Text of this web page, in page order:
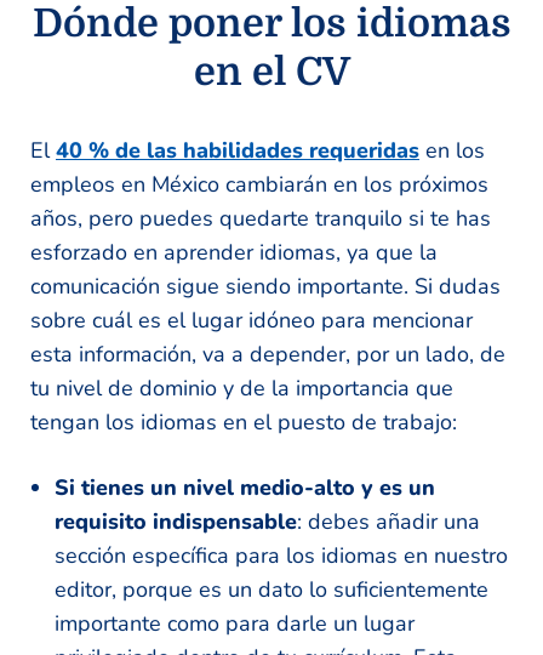
Dónde poner los idiomas
en el CV
El40 % de las habilidades requeridas en los
empleos en México cambiarán en los próximos
años, pero puedes quedarte tranquilo si te has
esforzado en aprender idiomas, ya que la
comunicación sigue siendo importante. Si dudas
sobre cuál es el lugar idóneo para mencionar
esta información, va a depender, por un lado, de
tu nivel de dominio y de la importancia que
tengan los idiomas en el puesto de trabajo:
Si tienes un nivel medio-alto y es un
requisito indispensable: debes añadir una
sección específica para los idiomas en nuestro
editor, porque es un dato lo suficientemente
importante como para darle un lugar